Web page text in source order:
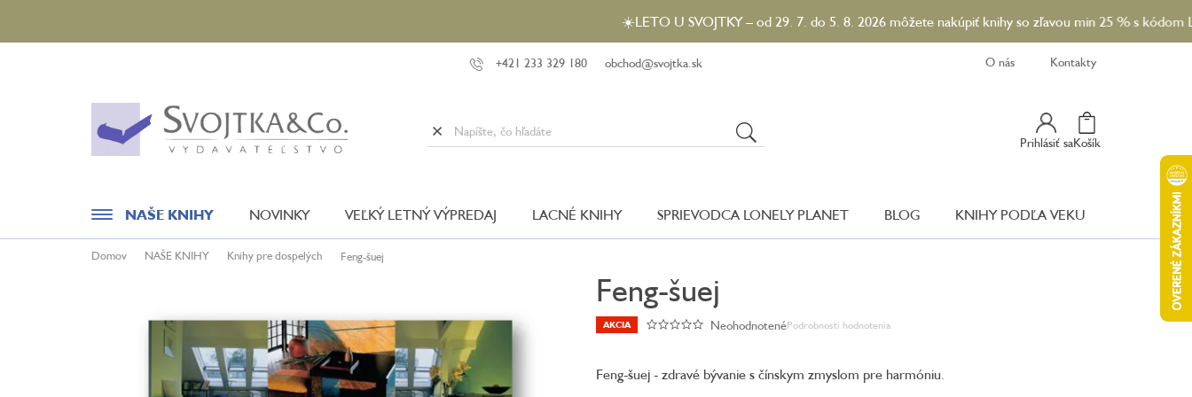
obsah
☀️LETO U SVOJTKY – od 29. 7. do 5. 8. 2026 môžete nakúpiť knihy so zľavou min 25 % s kódom
+421 233 329 180 obchod@svojtka.sk O nás Kontakty
Prihlásiť sa
Nákupný
Košík
NAŠE KNIHY
Novinky
NOVINKY VEĽKÝ LETNÝ VÝPREDAJ LACNÉ KNIHY SPRIEVODCA LONELY PLANET BLOG KNIHY PODĽA VEKU
Domov NAŠE KNIHY Knihy pre dospelých Feng-šuej
Feng-šuej
Podrobnosti hodnotenia
AKCIA
Priemerné
je
Neohodnotené
Feng-šuej - zdravé bývanie s čínskym zmyslom pre harmóniu.